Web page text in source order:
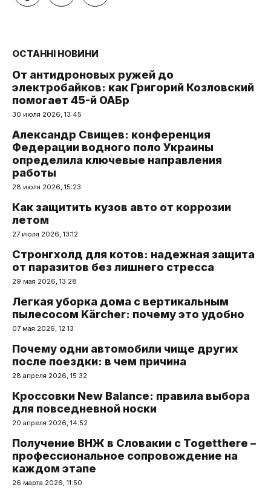
ОСТАННІ НОВИНИ
От антидроновых ружей до
электробайков: как Григорий Козловский
помогает 45-й ОАБр
30 июля 2026, 13:45
Александр Свищев: конференция
Федерации водного поло Украины
определила ключевые направления
работы
28 июля 2026, 15:23
Как защитить кузов авто от коррозии
летом
27 июля 2026, 13:12
Стронгхолд для котов: надежная защита
от паразитов без лишнего стресса
29 мая 2026, 13:28
Легкая уборка дома с вертикальным
пылесосом Kärcher: почему это удобно
07 мая 2026, 12:13
Почему одни автомобили чище других
после поездки: в чем причина
28 апреля 2026, 15:32
Кроссовки New Balance: правила выбора
для повседневной носки
20 апреля 2026, 14:52
Получение ВНЖ в Словакии с Togetthere –
профессиональное сопровождение на
каждом этапе
26 марта 2026, 11:50